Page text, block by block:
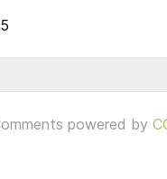
The rule of law -
powered by